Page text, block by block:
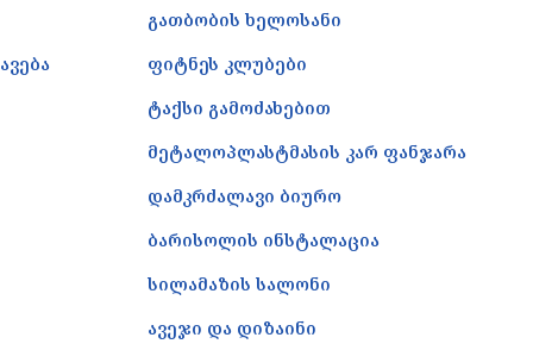
გათბობის ხელოსანი
ფიტნეს კლუბები
ტაქსი გამოძახებით
მეტალოპლასტმასის კარ ფანჯარა
დამკრძალავი ბიურო
ბარისოლის ინსტალაცია
სილამაზის სალონი
ავეჯი და დიზაინი